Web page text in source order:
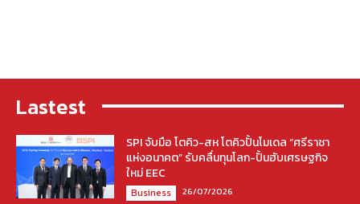
Lastest
SPI จับมือ โตคิว-สห โตคิวปั้นโมเดล “ศรีราชา
แห่งอนาคต” รับคลื่นทุนโลก-ปั้นฮับเศรษฐกิจ
ใหม่ EEC
Business 26/07/2026